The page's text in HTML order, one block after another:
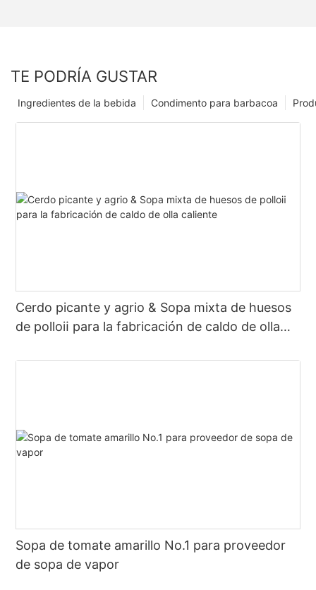
TE PODRÍA GUSTAR
Condimento para barbacoa
Ingredientes de la bebida
Cerdo picante y agrio & Sopa mixta de huesos
de polloⅱ para la fabricación de caldo de olla
Sopa de tomate amarillo No.1 para proveedor
de sopa de vapor